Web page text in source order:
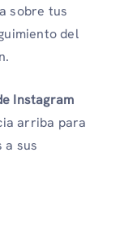
sobre tus
del
Instagram
arriba para
a sus